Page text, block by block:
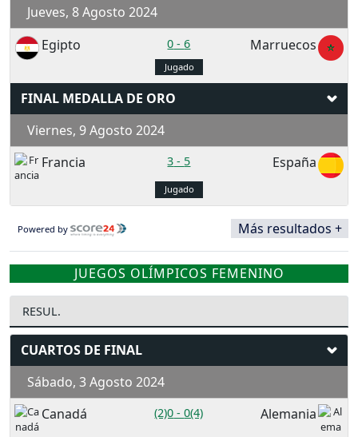
Jueves, 8 Agosto 2024
Egipto
0 -6 Marruecos
Jugado
FINAL MEDALLA DE ORO
Viernes, 9 Agosto 2024
Francia
3 - 5 España
Jugado
Powered by Más resultados +
JUEGOS OLÍMPICOS FEMENINO
RESUL.
CUARTOS DE FINAL
Sábado, 3 Agosto 2024
Canadá
(2)0 -0(4) Alemania